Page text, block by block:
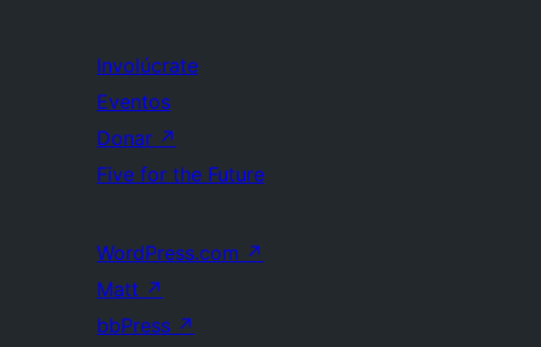
Involúcrate
Eventos
Donar ↗
Five for the Future
WordPress.com ↗
Matt ↗
bbPress ↗